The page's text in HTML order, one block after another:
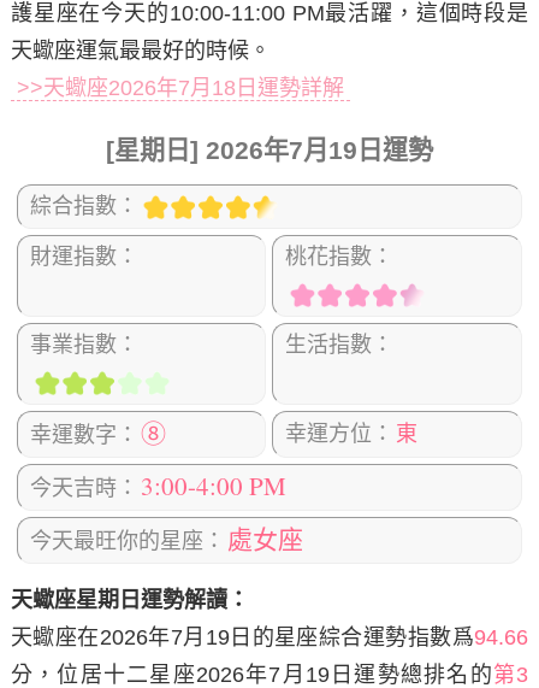
護星座在今天的10:00-11:00 PM最活躍，這個時段是
天蠍座運氣最最好的時候。
>>天蠍座2026年7月18日運勢詳解
[星期日] 2026年7月19日運勢
綜合指數：
財運指數： 桃花指數：
事業指數： 生活指數：
幸運數字： ⑧ 幸運方位： 東
今天吉時： 3:00-4:00 PM
今天最旺你的星座： 處女座
天蠍座星期日運勢解讀：
天蠍座在2026年7月19日 的星座綜合運勢指數爲94.66
分，位居十二星座2026年7月19日運勢總排名的第3